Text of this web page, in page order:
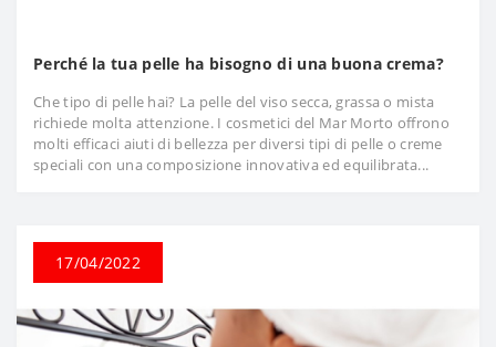
Perché la tua pelle ha bisogno di una buona crema?
Che tipo di pelle hai? La pelle del viso secca, grassa o mista
richiede molta attenzione. I cosmetici del Mar Morto offrono
molti efficaci aiuti di bellezza per diversi tipi di pelle o creme
speciali con una composizione innovativa ed equilibrata...
17/04/2022